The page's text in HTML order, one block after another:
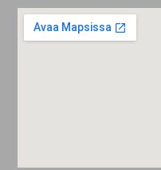
Footer